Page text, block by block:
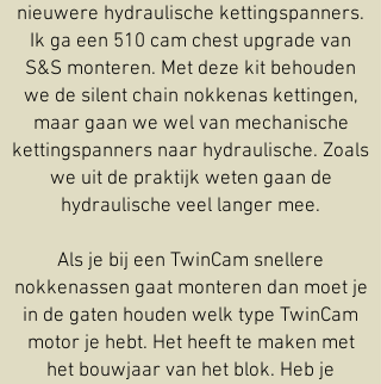
nieuwere hydraulische kettingspanners.
Ik ga een 510 cam chest upgrade van
S&S monteren. Met deze kit behouden
we de silent chain nokkenas kettingen,
maar gaan we wel van mechanische
kettingspanners naar hydraulische. Zoals
we uit de praktijk weten gaan de
hydraulische veel langer mee.
Als je bij een TwinCam snellere
nokkenassen gaat monteren dan moet je
in de gaten houden welk type TwinCam
motor je hebt. Het heeft te maken met
het bouwjaar van het blok. Heb je